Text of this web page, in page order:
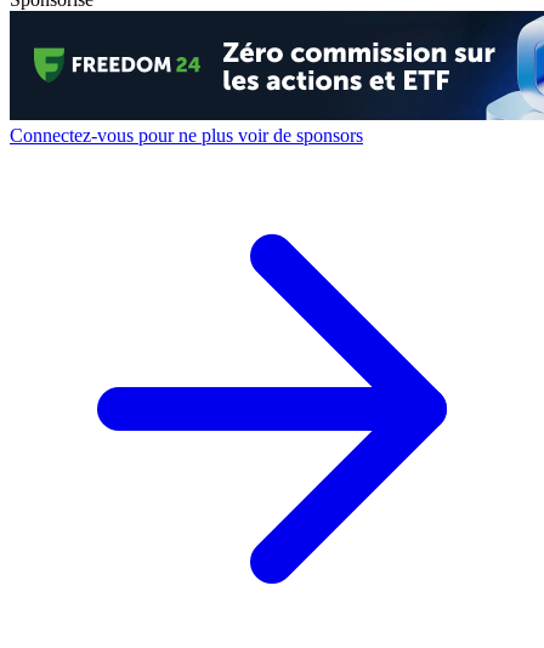
Connectez-vous pour ne plus voir de sponsors